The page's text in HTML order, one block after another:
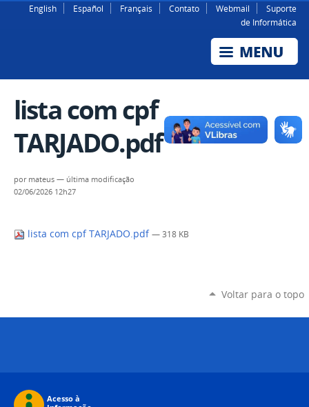
English Español Français Contato Webmail
Suporte
de Informática
lista com cpf
TARJADO.pdf
por mateus — última modificação
02/06/2026 12h27
lista com cpf TARJADO.pdf — 318 KB
Voltar para o topo